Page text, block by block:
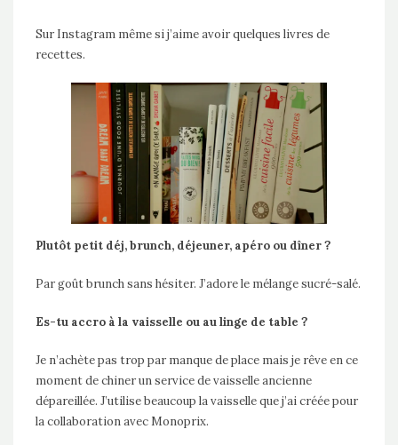
Sur Instagram même si j’aime avoir quelques livres de
recettes.
Plutôt petit déj, brunch, déjeuner, apéro ou dîner ?
Par goût brunch sans hésiter. J’adore le mélange sucré-salé.
Es-tu accro à la vaisselle ou au linge de table ?
Je n’achète pas trop par manque de place mais je rêve en ce
moment de chiner un service de vaisselle ancienne
dépareillée. J’utilise beaucoup la vaisselle que j’ai créée pour
la collaboration avec Monoprix.